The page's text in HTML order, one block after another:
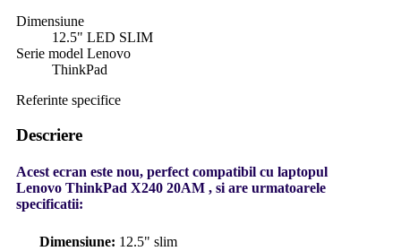
Dimensiune
12.5" LED SLIM
Serie model Lenovo
ThinkPad
Referinte specifice
Descriere
Acest ecran este nou, perfect compatibil cu laptopul
Lenovo ThinkPad X240 20AM , si are urmatoarele
specificatii:
Dimensiune: 12.5" slim